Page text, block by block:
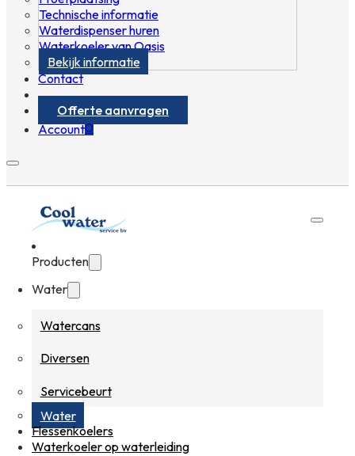
Technische informatie
Waterdispenser huren
Waterkoeler van Oasis
Bekijk informatie
Contact
Offerte aanvragen
Account0
Producten
Water
Watercans
Diversen
Servicebeurt
Water
Flessenkoelers
Waterkoeler op waterleiding